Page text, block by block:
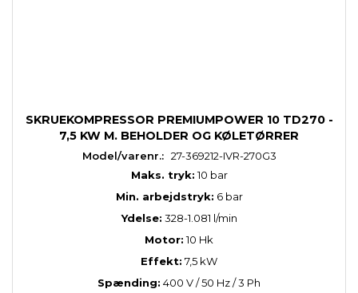
SKRUEKOMPRESSOR PREMIUMPOWER 10 TD270 -
7,5 KW M. BEHOLDER OG KØLETØRRER
Model/varenr.: 27-369212-IVR-270G3
Maks. tryk:10 bar
Min. arbejdstryk: 6 bar
Ydelse: 328-1.081 l/min
Motor:10 Hk
Effekt: 7,5 kW
Spænding: 400 V / 50 Hz / 3 Ph